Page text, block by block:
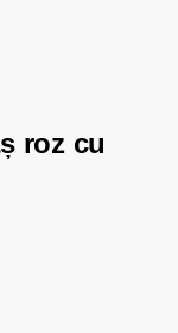
roz cu